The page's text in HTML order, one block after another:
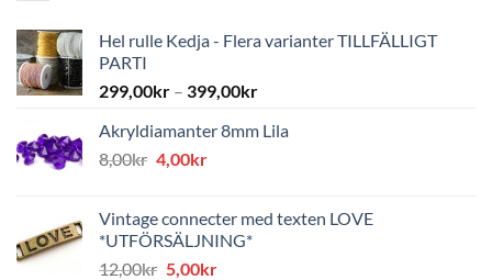
Hel rulle Kedja - Flera varianter TILLFÄLLIGT
PARTI
299,00kr – 399,00kr
Akryldiamanter 8mm Lila
8,00kr Det
var:
8,00kr.
4,00krDet
är:
4,00kr.
Vintage connecter med texten LOVE
*UTFÖRSÄLJNING*
12,00kr Det
5,00krDet